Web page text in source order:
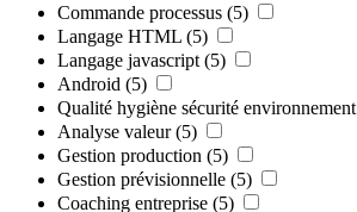
Commande processus (5)
Langage HTML (5)
Langage javascript (5)
Android (5)
Qualité hygiène sécurité environnement
Analyse valeur (5)
Gestion production (5)
Gestion prévisionnelle (5)
Coaching entreprise (5)